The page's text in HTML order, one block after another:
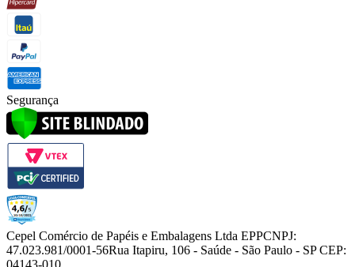
Segurança
Cepel Comércio de Papéis e Embalagens Ltda EPPCNPJ:
47.023.981/0001-56Rua Itapiru, 106 - Saúde - São Paulo - SP CEP:
04143-010